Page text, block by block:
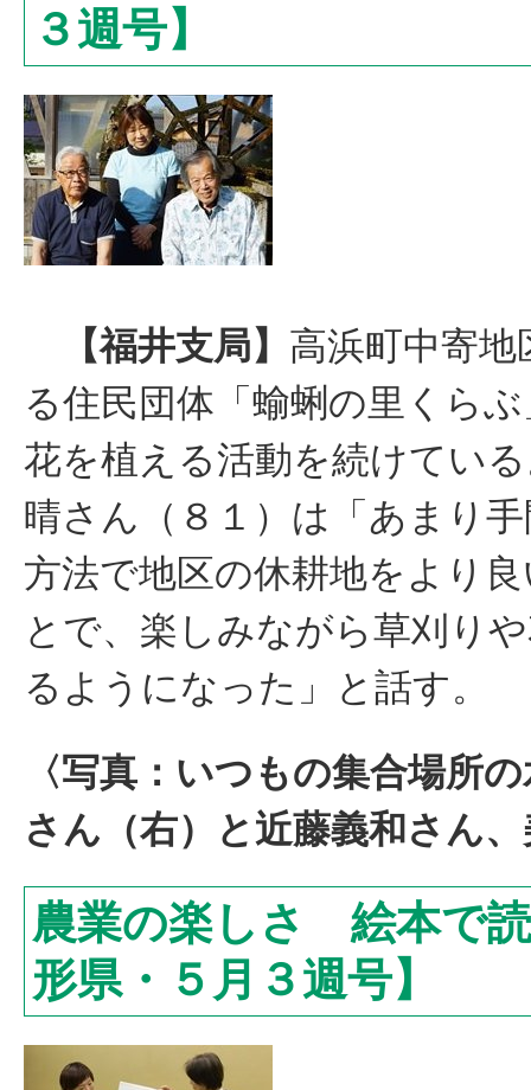
３週号】
【福井支局】 高浜町中寄
る住民団体「蝓蜊の里くら
花を植える活動を続けてい
晴さん（８１）は「あまり
方法で地区の休耕地をより
とで、楽しみながら草刈り
るようになった」と話す。
〈写真：いつもの集合場所
さん（右）と近藤義和さん
農業の楽しさ 絵本で
形県・５月３週号】